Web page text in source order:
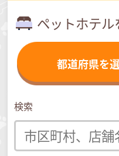
ペットホテル
都道府県を
検索